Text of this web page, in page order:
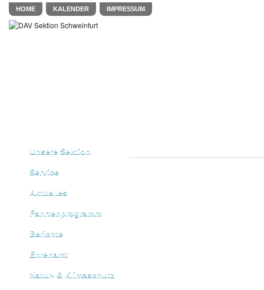
HOME KALENDER IMPRESSUM
Unsere Sektion
Service
Aktuelles
Fahrtenprogramm
Berichte
Ehrenamt
Natur- & Klimaschutz